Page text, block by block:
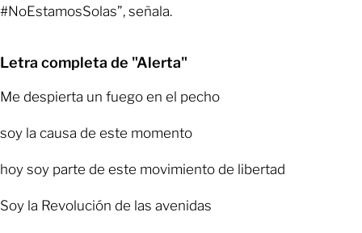
#NoEstamosSolas”, señala.
Letra completa de "Alerta"
Me despierta un fuego en el pecho
soy la causa de este momento
hoy soy parte de este movimiento de libertad
Soy la Revolución de las avenidas